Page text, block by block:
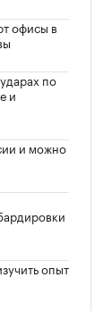
офисы в
по
и
и можно
опыт